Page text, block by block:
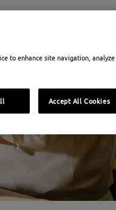
to enhance site navigation, analyze
Accept All Cookies